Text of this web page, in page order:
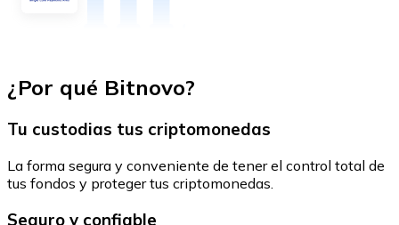
¿Por qué Bitnovo?
Tu custodias tus criptomonedas
La forma segura y conveniente de tener el control total de
tus fondos y proteger tus criptomonedas.
Seguro y confiable